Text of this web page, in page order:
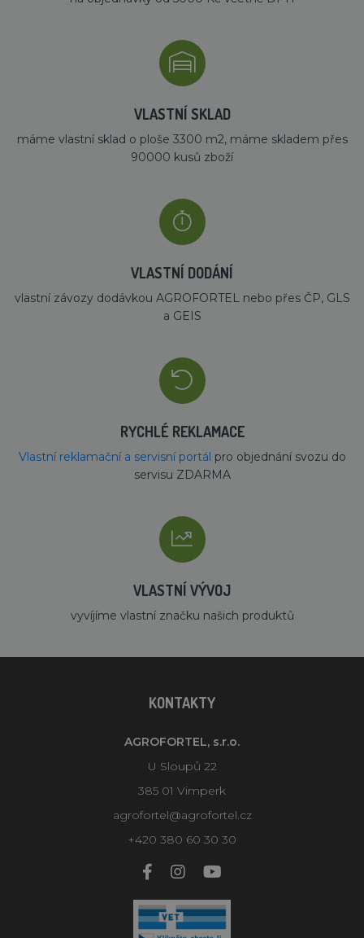
VLASTNÍ SKLAD
máme vlastní sklad o ploše 3300 m2, máme skladem přes
90000 kusů zboží
VLASTNÍ DODÁNÍ
vlastní závozy dodávkou AGROFORTEL nebo přes ČP, GLS
a GEIS
RYCHLÉ REKLAMACE
Vlastní reklamační a servisní portál pro objednání svozu do
servisu ZDARMA
VLASTNÍ VÝVOJ
vyvíjíme vlastní značku našich produktů
KONTAKTY
AGROFORTEL, s.r.o.
U Sloupů 22
385 01 Vimperk
agrofortel@agrofortel.cz
+420 380 60 30 30